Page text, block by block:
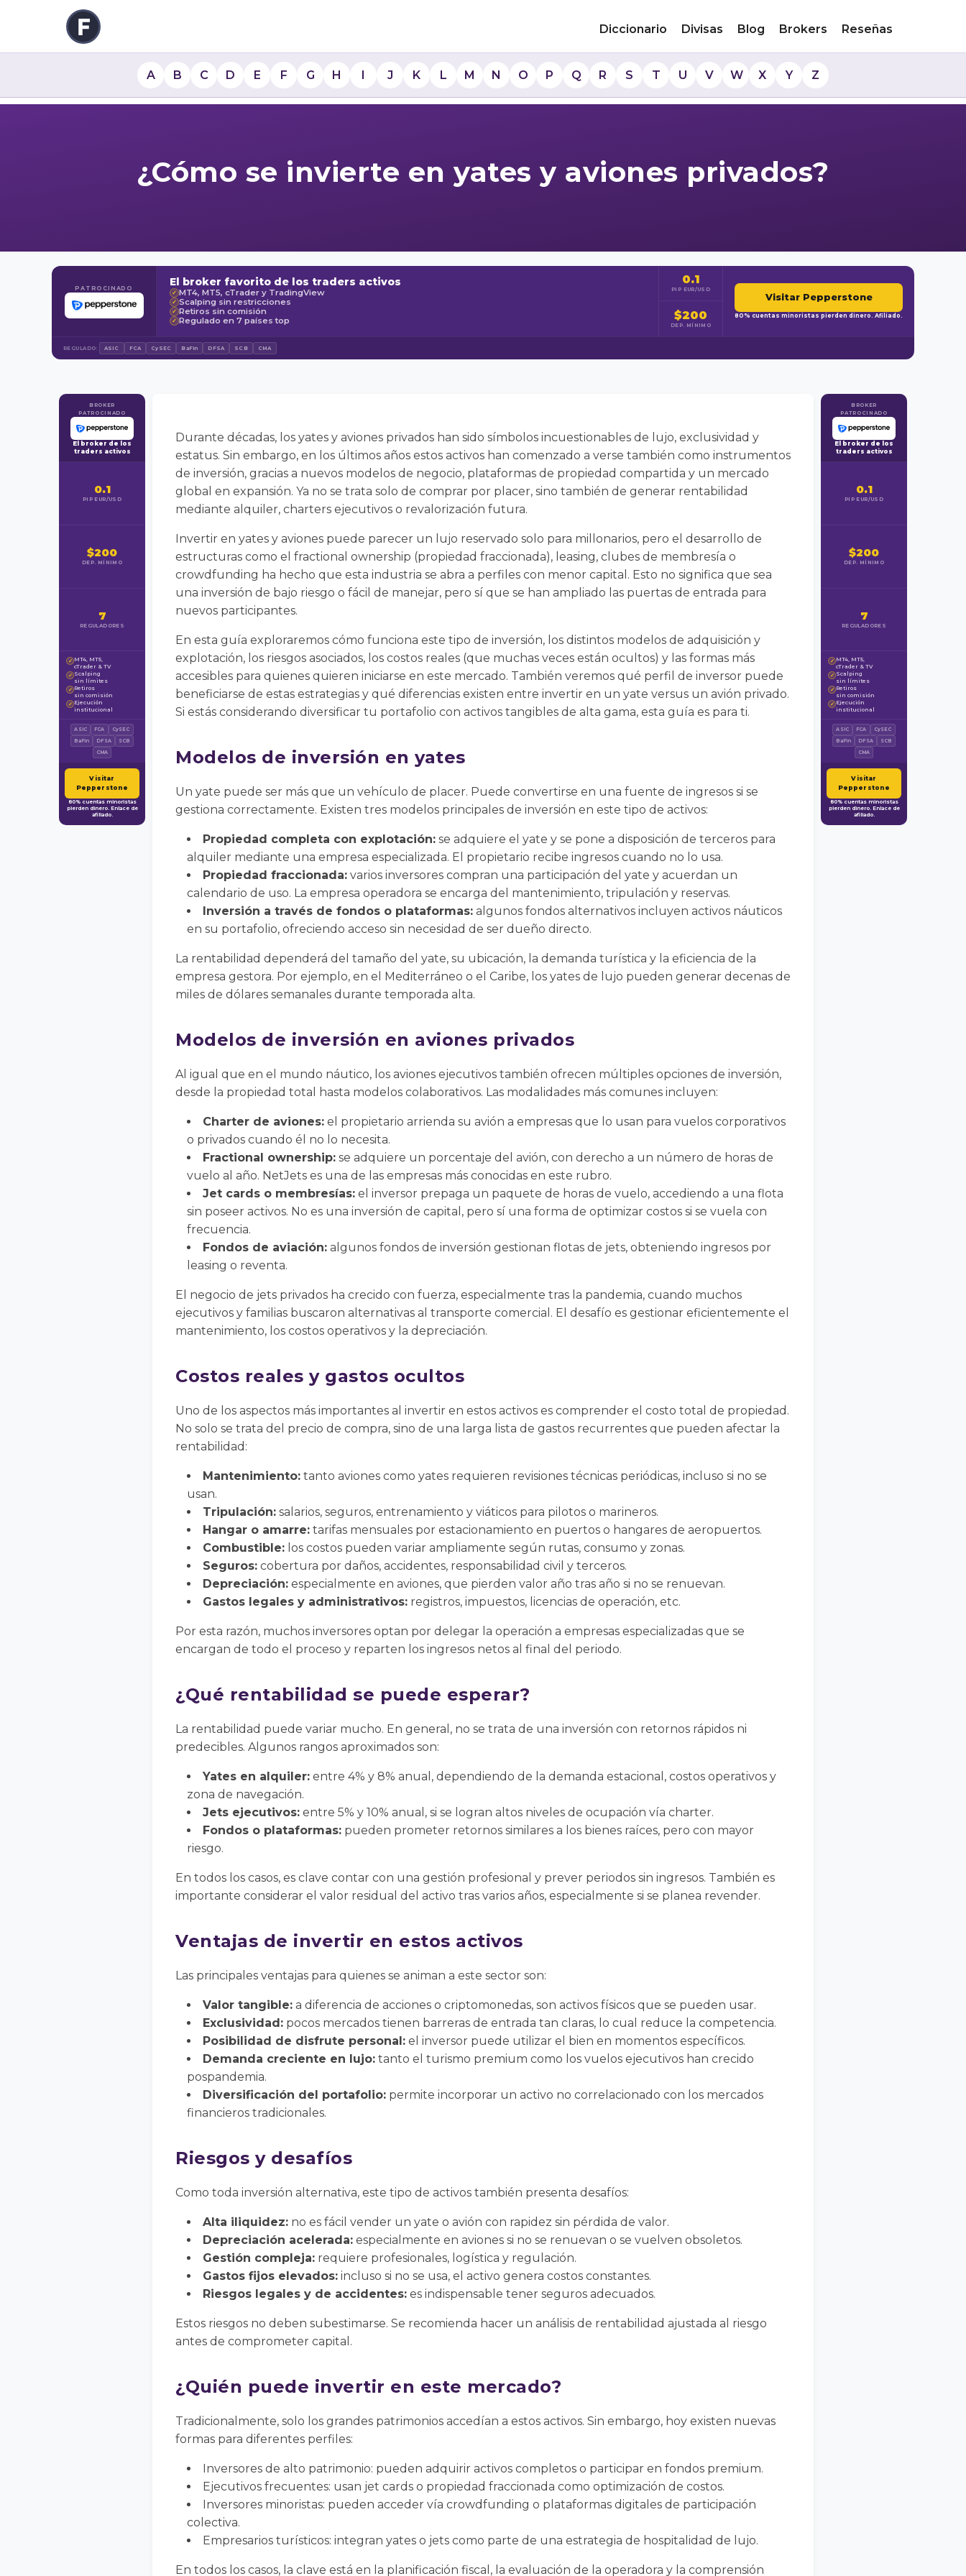
Diccionario Divisas Blog Brokers Reseñas
A B C D E F G H I J K L M N O P Q R S T U V W X Y Z
¿Cómo se invierte en yates y aviones privados?
PATROCINADO El broker favorito de los traders activos
✓ MT4, MT5, cTrader y TradingView
✓ Scalping sin restricciones
✓ Retiros sin comisión
✓ Regulado en 7 países top
0.1
PIP EUR/USD
$200
DEP. MÍNIMO
Visitar Pepperstone
80% cuentas minoristas pierden dinero. Afiliado.
REGULADO: ASIC FCA CySEC BaFin DFSA SCB CMA
BROKER
PATROCINADO
El broker de los
traders activos
0.1
PIP EUR/USD
$200
DEP. MÍNIMO
7
REGULADORES
✓ MT4, MT5,
cTrader & TV
✓ Scalping
sin límites
✓ Retiros
sin comisión
✓ Ejecución
institucional
ASIC FCA
CySEC
BaFin
DFSA
SCB
CMA
Visitar
Pepperstone
80% cuentas minoristas
pierden dinero. Enlace de
afiliado.
Durante décadas, los yates y aviones privados han sido símbolos incuestionables de lujo, exclusividad y
estatus. Sin embargo, en los últimos años estos activos han comenzado a verse también como instrumentos
de inversión, gracias a nuevos modelos de negocio, plataformas de propiedad compartida y un mercado
global en expansión. Ya no se trata solo de comprar por placer, sino también de generar rentabilidad
mediante alquiler, charters ejecutivos o revalorización futura.
Invertir en yates y aviones puede parecer un lujo reservado solo para millonarios, pero el desarrollo de
estructuras como el fractional ownership (propiedad fraccionada), leasing, clubes de membresía o
crowdfunding ha hecho que esta industria se abra a perfiles con menor capital. Esto no significa que sea
una inversión de bajo riesgo o fácil de manejar, pero sí que se han ampliado las puertas de entrada para
nuevos participantes.
En esta guía exploraremos cómo funciona este tipo de inversión, los distintos modelos de adquisición y
explotación, los riesgos asociados, los costos reales (que muchas veces están ocultos) y las formas más
accesibles para quienes quieren iniciarse en este mercado. También veremos qué perfil de inversor puede
beneficiarse de estas estrategias y qué diferencias existen entre invertir en un yate versus un avión privado.
Si estás considerando diversificar tu portafolio con activos tangibles de alta gama, esta guía es para ti.
Modelos de inversión en yates
Un yate puede ser más que un vehículo de placer. Puede convertirse en una fuente de ingresos si se
gestiona correctamente. Existen tres modelos principales de inversión en este tipo de activos:
Propiedad completa con explotación: se adquiere el yate y se pone a disposición de terceros para
alquiler mediante una empresa especializada. El propietario recibe ingresos cuando no lo usa.
Propiedad fraccionada: varios inversores compran una participación del yate y acuerdan un
calendario de uso. La empresa operadora se encarga del mantenimiento, tripulación y reservas.
Inversión a través de fondos o plataformas: algunos fondos alternativos incluyen activos náuticos
en su portafolio, ofreciendo acceso sin necesidad de ser dueño directo.
La rentabilidad dependerá del tamaño del yate, su ubicación, la demanda turística y la eficiencia de la
empresa gestora. Por ejemplo, en el Mediterráneo o el Caribe, los yates de lujo pueden generar decenas de
miles de dólares semanales durante temporada alta.
Modelos de inversión en aviones privados
Al igual que en el mundo náutico, los aviones ejecutivos también ofrecen múltiples opciones de inversión,
desde la propiedad total hasta modelos colaborativos. Las modalidades más comunes incluyen:
Charter de aviones: el propietario arrienda su avión a empresas que lo usan para vuelos corporativos
o privados cuando él no lo necesita.
Fractional ownership: se adquiere un porcentaje del avión, con derecho a un número de horas de
vuelo al año. NetJets es una de las empresas más conocidas en este rubro.
Jet cards o membresías: el inversor prepaga un paquete de horas de vuelo, accediendo a una flota
sin poseer activos. No es una inversión de capital, pero sí una forma de optimizar costos si se vuela con
frecuencia.
Fondos de aviación: algunos fondos de inversión gestionan flotas de jets, obteniendo ingresos por
leasing o reventa.
El negocio de jets privados ha crecido con fuerza, especialmente tras la pandemia, cuando muchos
ejecutivos y familias buscaron alternativas al transporte comercial. El desafío es gestionar eficientemente el
mantenimiento, los costos operativos y la depreciación.
Costos reales y gastos ocultos
Uno de los aspectos más importantes al invertir en estos activos es comprender el costo total de propiedad.
No solo se trata del precio de compra, sino de una larga lista de gastos recurrentes que pueden afectar la
rentabilidad:
Mantenimiento: tanto aviones como yates requieren revisiones técnicas periódicas, incluso si no se
usan.
Tripulación: salarios, seguros, entrenamiento y viáticos para pilotos o marineros.
Hangar o amarre: tarifas mensuales por estacionamiento en puertos o hangares de aeropuertos.
Combustible: los costos pueden variar ampliamente según rutas, consumo y zonas.
Seguros: cobertura por daños, accidentes, responsabilidad civil y terceros.
Depreciación: especialmente en aviones, que pierden valor año tras año si no se renuevan.
Gastos legales y administrativos: registros, impuestos, licencias de operación, etc.
Por esta razón, muchos inversores optan por delegar la operación a empresas especializadas que se
encargan de todo el proceso y reparten los ingresos netos al final del periodo.
¿Qué rentabilidad se puede esperar?
La rentabilidad puede variar mucho. En general, no se trata de una inversión con retornos rápidos ni
predecibles. Algunos rangos aproximados son:
Yates en alquiler: entre 4% y 8% anual, dependiendo de la demanda estacional, costos operativos y
zona de navegación.
Jets ejecutivos: entre 5% y 10% anual, si se logran altos niveles de ocupación vía charter.
Fondos o plataformas: pueden prometer retornos similares a los bienes raíces, pero con mayor
riesgo.
En todos los casos, es clave contar con una gestión profesional y prever periodos sin ingresos. También es
importante considerar el valor residual del activo tras varios años, especialmente si se planea revender.
Ventajas de invertir en estos activos
Las principales ventajas para quienes se animan a este sector son:
Valor tangible: a diferencia de acciones o criptomonedas, son activos físicos que se pueden usar.
Exclusividad: pocos mercados tienen barreras de entrada tan claras, lo cual reduce la competencia.
Posibilidad de disfrute personal: el inversor puede utilizar el bien en momentos específicos.
Demanda creciente en lujo: tanto el turismo premium como los vuelos ejecutivos han crecido
pospandemia.
Diversificación del portafolio: permite incorporar un activo no correlacionado con los mercados
financieros tradicionales.
Riesgos y desafíos
Como toda inversión alternativa, este tipo de activos también presenta desafíos:
Alta iliquidez: no es fácil vender un yate o avión con rapidez sin pérdida de valor.
Depreciación acelerada: especialmente en aviones si no se renuevan o se vuelven obsoletos.
Gestión compleja: requiere profesionales, logística y regulación.
Gastos fijos elevados: incluso si no se usa, el activo genera costos constantes.
Riesgos legales y de accidentes: es indispensable tener seguros adecuados.
Estos riesgos no deben subestimarse. Se recomienda hacer un análisis de rentabilidad ajustada al riesgo
antes de comprometer capital.
¿Quién puede invertir en este mercado?
Tradicionalmente, solo los grandes patrimonios accedían a estos activos. Sin embargo, hoy existen nuevas
formas para diferentes perfiles:
Inversores de alto patrimonio: pueden adquirir activos completos o participar en fondos premium.
Ejecutivos frecuentes: usan jet cards o propiedad fraccionada como optimización de costos.
Inversores minoristas: pueden acceder vía crowdfunding o plataformas digitales de participación
colectiva.
Empresarios turísticos: integran yates o jets como parte de una estrategia de hospitalidad de lujo.
En todos los casos, la clave está en la planificación fiscal, la evaluación de la operadora y la comprensión
BROKER
PATROCINADO
El broker de los
traders activos
0.1
PIP EUR/USD
$200
DEP. MÍNIMO
7
REGULADORES
✓ MT4, MT5,
cTrader & TV
✓ Scalping
sin límites
✓ Retiros
sin comisión
✓ Ejecución
institucional
ASIC FCA
CySEC
BaFin
DFSA
SCB
CMA
Visitar
Pepperstone
80% cuentas minoristas
pierden dinero. Enlace de
afiliado.